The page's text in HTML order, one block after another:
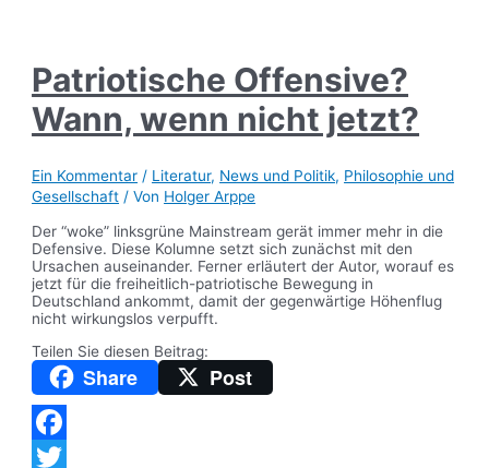
Patriotische Offensive?
Wann, wenn nicht jetzt?
Ein Kommentar / Literatur, News und Politik, Philosophie und
Gesellschaft / Von Holger Arppe
Der “woke” linksgrüne Mainstream gerät immer mehr in die
Defensive. Diese Kolumne setzt sich zunächst mit den
Ursachen auseinander. Ferner erläutert der Autor, worauf es
jetzt für die freiheitlich-patriotische Bewegung in
Deutschland ankommt, damit der gegenwärtige Höhenflug
nicht wirkungslos verpufft.
Teilen Sie diesen Beitrag:
Share Post
Facebook